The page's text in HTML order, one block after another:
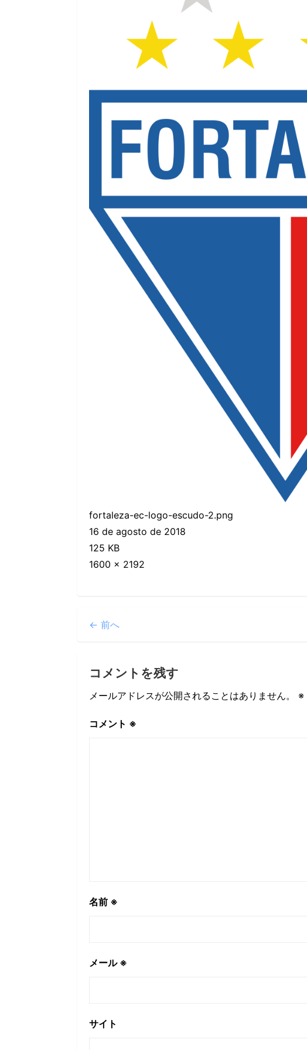
fortaleza-ec-logo-escudo-2.png
16 de agosto de 2018
125 KB
1600 × 2192
← 前へ
コメントを残す
メールアドレスが公開されることはありません。 ※
コメント ※
名前 ※
メール ※
サイト